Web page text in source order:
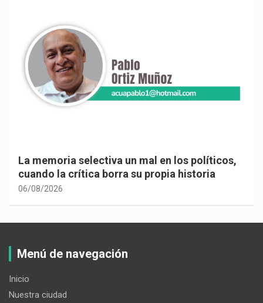
La memoria selectiva un mal en los políticos,
cuando la crítica borra su propia historia
06/08/2026
Menú de navegación
Inicio
Nuestra ciudad